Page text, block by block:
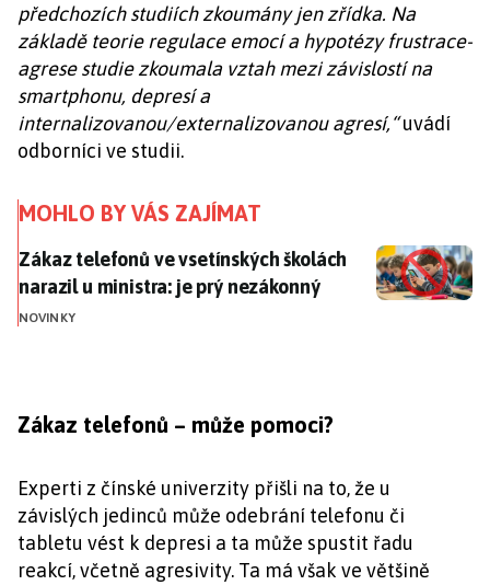
předchozích studiích zkoumány jen zřídka. Na
základě teorie regulace emocí a hypotézy frustrace-
agrese studie zkoumala vztah mezi závislostí na
smartphonu, depresí a
internalizovanou/externalizovanou agresí,“uvádí
odborníci ve studii.
MOHLO BY VÁS ZAJÍMAT
Zákaz telefonů ve vsetínských školách narazil u
Zákaz telefonů ve vsetínských školách
narazil u ministra: je prý nezákonný
NOVINKY
Zákaz telefonů – může pomoci?
Experti z čínské univerzity přišli na to, že u
závislých jedinců může odebrání telefonu či
tabletu vést k depresi a ta může spustit řadu
reakcí, včetně agresivity. Ta má však ve většině